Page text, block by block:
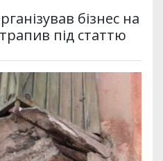
бізнес на
під статтю